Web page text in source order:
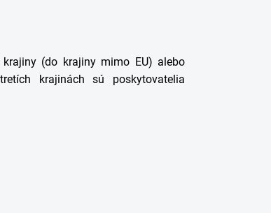
(do krajiny mimo EU) alebo
krajinách sú poskytovatelia